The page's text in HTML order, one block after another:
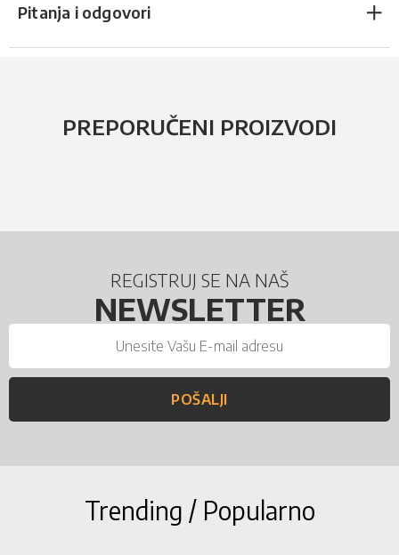
Pitanja i odgovori
PREPORUČENI PROIZVODI
REGISTRUJ SE NA NAŠ
NEWSLETTER
POŠALJI
Trending / Popularno